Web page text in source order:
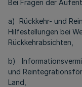
Bei Fragen der
a) Rückkehr- und
Hilfestellungen bei
Rückkehrabsichten,
b)
und
Land,